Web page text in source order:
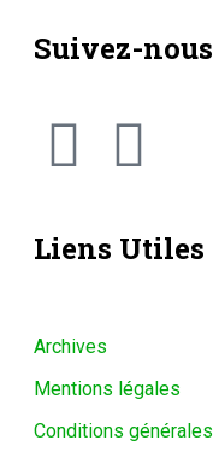
Suivez-nous
Liens Utiles
Archives
Mentions légales
Conditions générales